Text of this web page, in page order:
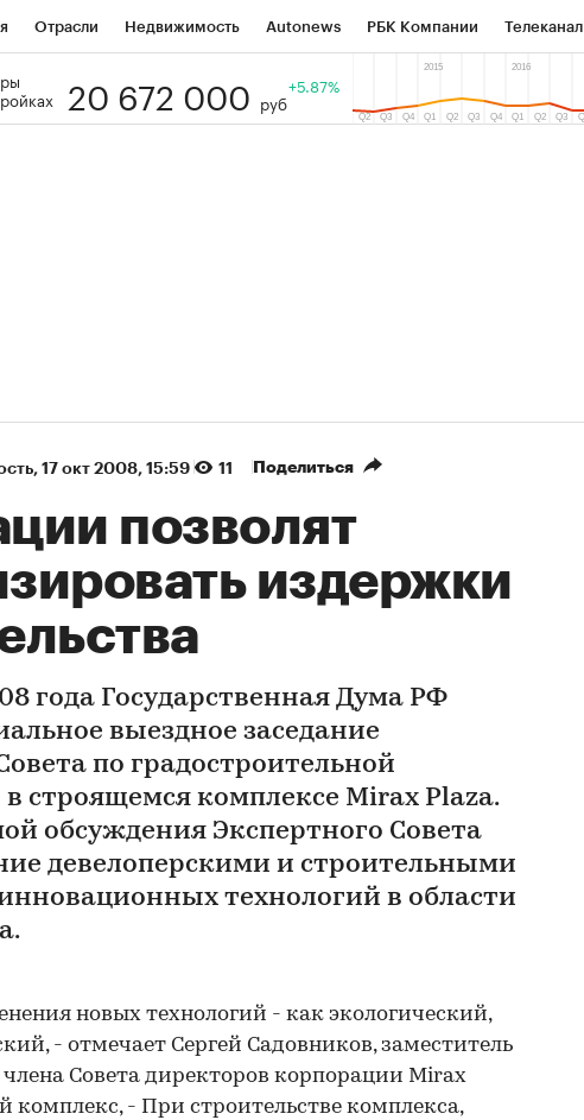
Отрасли Недвижимость Autonews РБК Компании Телеканал
Тренды
20 672 000 руб
+5.87%
⁠, 17 окт 2008, 15:59 11 Поделиться
позволят
издержки
года Государственная Дума РФ
выездное заседание
по градостроительной
в строящемся комплексе Mirax Plaza.
обсуждения Экспертного Совета
девелоперскими и строительными
технологий в области
новых технологий - как экологический,
- отмечает Сергей Садовников, заместитель
члена Совета директоров корпорации Mirax
комплекс, - При строительстве комплекса,